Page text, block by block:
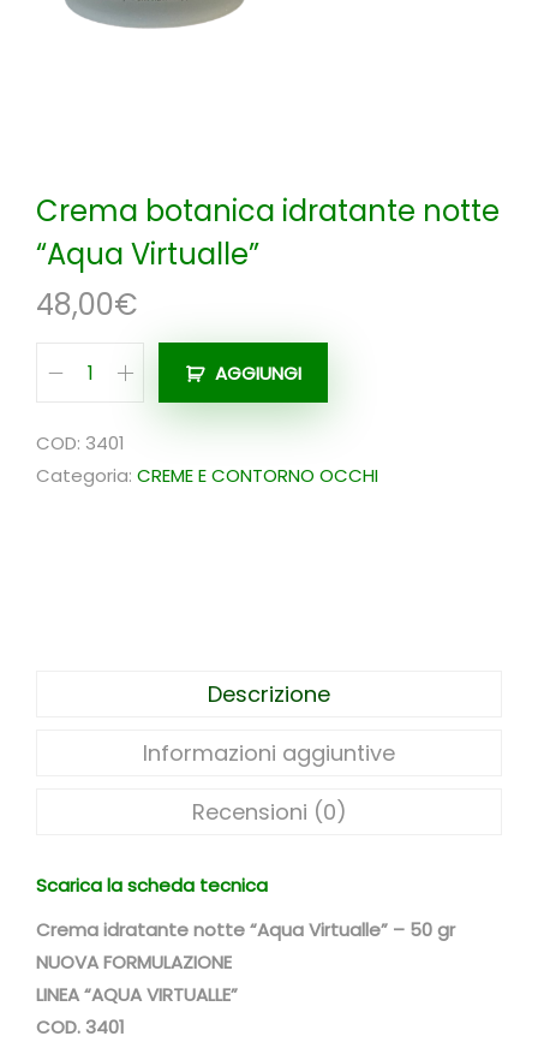
Crema botanica idratante notte
“Aqua Virtualle”
48,00€
C
e
m
t
a
n
t
AGGIUNGI
COD: 3401
Categoria: CREME E CONTORNO OCCHI
Descrizione
Informazioni aggiuntive
Recensioni (0)
Scarica la scheda tecnica
Crema idratante notte “Aqua Virtualle” – 50 gr
NUOVA FORMULAZIONE
LINEA “AQUA VIRTUALLE”
COD. 3401